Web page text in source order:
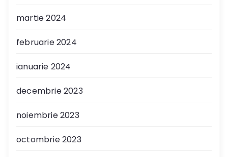
martie 2024
februarie 2024
ianuarie 2024
decembrie 2023
noiembrie 2023
octombrie 2023